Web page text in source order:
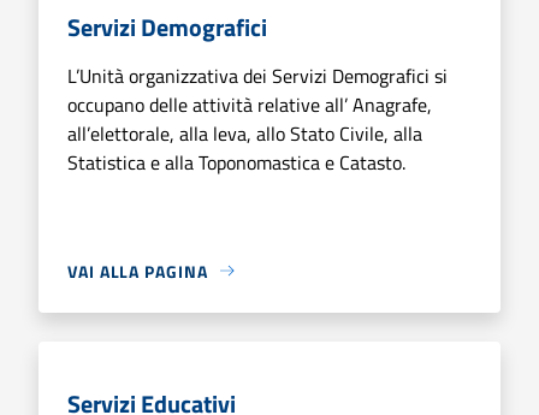
Servizi Demografici
L’Unità organizzativa dei Servizi Demografici si
occupano delle attività relative all’ Anagrafe,
all’elettorale, alla leva, allo Stato Civile, alla
Statistica e alla Toponomastica e Catasto.
VAI ALLA PAGINA
Servizi Educativi